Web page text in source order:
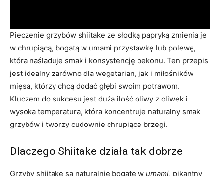
Pieczenie grzybów shiitake ze słodką papryką zmienia je
w chrupiącą, bogatą w umami przystawkę lub polewę,
która naśladuje smak i konsystencję bekonu. Ten przepis
jest idealny zarówno dla wegetarian, jak i miłośników
mięsa, którzy chcą dodać głębi swoim potrawom.
Kluczem do sukcesu jest duża ilość oliwy z oliwek i
wysoka temperatura, która koncentruje naturalny smak
grzybów i tworzy cudownie chrupiące brzegi.
Dlaczego Shiitake działa tak dobrze
Grzyby shiitake są naturalnie bogate w umami, pikantny